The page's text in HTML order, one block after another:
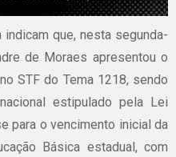
que, nesta segunda-
de Moraes apresentou o
STF do Tema 1218, sendo
estipulado pela Lei
para o vencimento inicial da
Básica estadual, com